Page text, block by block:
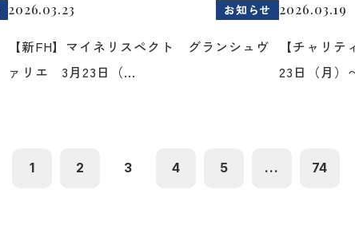
2026.03.23 お知らせ
【新FH】マイネリスペクト グランシュヴ
ァリエ 3月23日（...
2026.03.19
【チャリ
23日（月）
1 2 3 4 5 ... 74